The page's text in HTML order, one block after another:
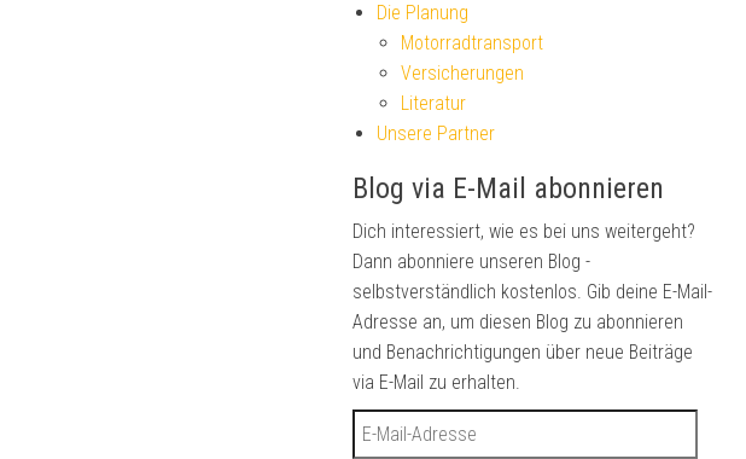
Die Planung
Motorradtransport
Versicherungen
Literatur
Unsere Partner
Blog via E-Mail abonnieren
Dich interessiert, wie es bei uns weitergeht?
Dann abonniere unseren Blog -
selbstverständlich kostenlos. Gib deine E-Mail-
Adresse an, um diesen Blog zu abonnieren
und Benachrichtigungen über neue Beiträge
via E-Mail zu erhalten.
E-Mail-Adresse